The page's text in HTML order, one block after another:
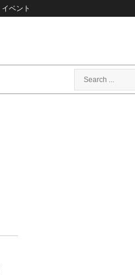
イベント